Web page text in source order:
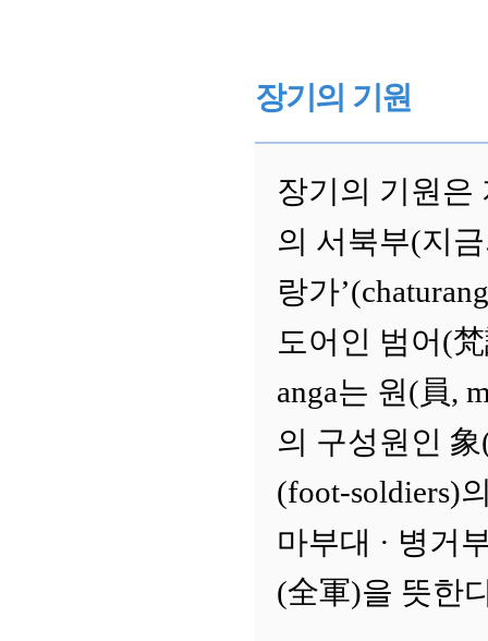
장기의 기원
장기의 기원은
의 서북부(지
랑가
도어인 범어(
anga는 원(員,
의 구성원인 象
(foot-soldiers)
마부대 · 병거
(全軍)을 뜻한